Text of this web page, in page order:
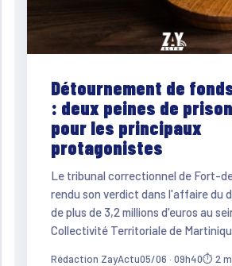
Détournement de
: deux peines de
pour les principaux
protagonistes
Le tribunal correctionnel de Fort-
rendu son verdict dans l'affaire du
de plus de 3,2 millions d'euros au
Collectivité Territoriale de
Rédaction ZayActu05/06 · 09h40⏱ 2